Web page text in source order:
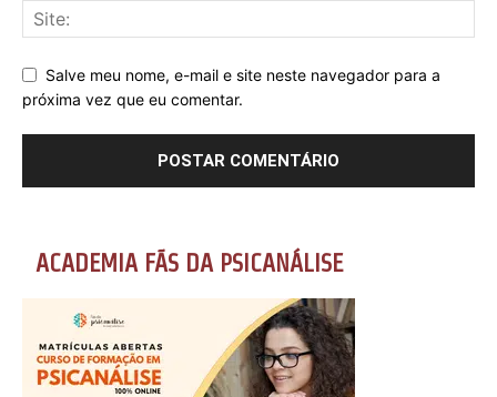
Salve meu nome, e-mail e site neste navegador para a
próxima vez que eu comentar.
ACADEMIA FÃS DA PSICANÁLISE